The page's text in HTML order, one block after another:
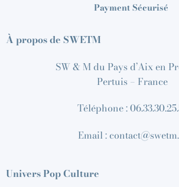
Payment Sécurisé
À propos de SWETM
SW & M du Pays d’Aix en
Pertuis – France
Téléphone :
Email :
Univers Pop Culture